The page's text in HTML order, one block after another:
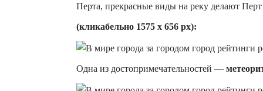
Перта, прекрасные виды на реку делают
(кликабельно 1575 х 656 px):
Одна из достопримечательностей —